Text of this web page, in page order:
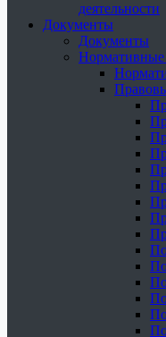
деятельности
Документы
Документы